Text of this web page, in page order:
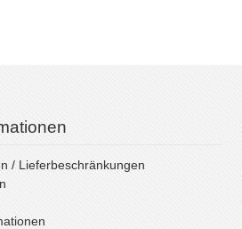
/ Lieferbeschränkungen